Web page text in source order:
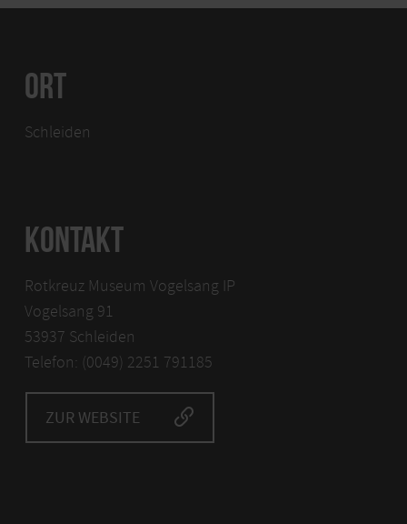
ORT
Schleiden
KONTAKT
Rotkreuz Museum Vogelsang IP
Vogelsang 91
53937 Schleiden
Telefon: (0049) 2251 791185
ZUR WEBSITE